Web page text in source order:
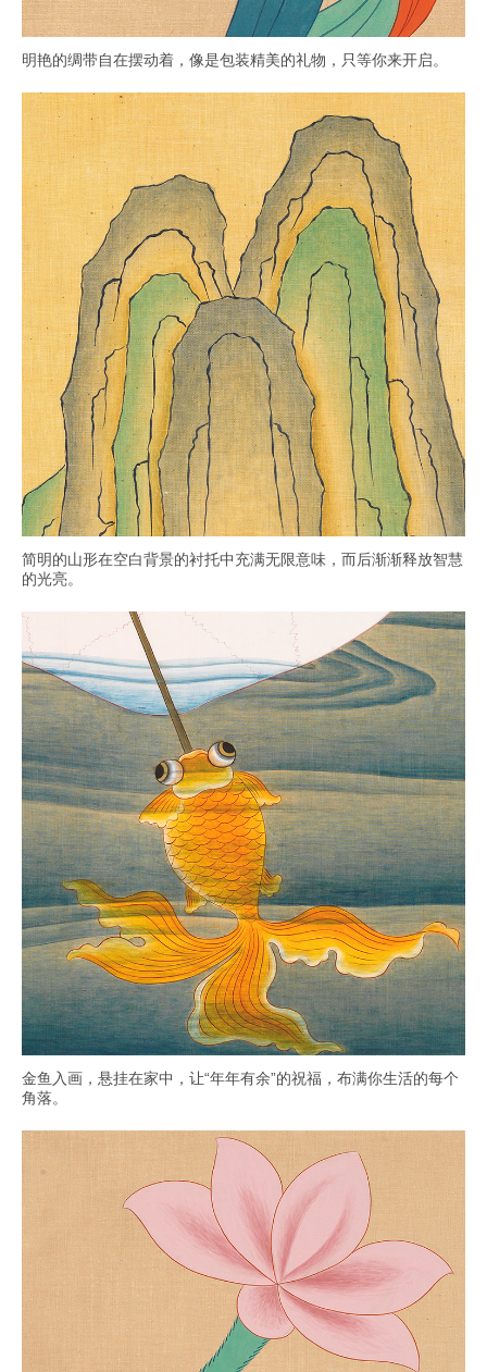
明艳的绸带自在摆动着，像是包装精美的礼物，只等你来开启。
简明的山形在空白背景的衬托中充满无限意味，而后渐渐释放智慧
的光亮。
金鱼入画，悬挂在家中，让“年年有余”的祝福，布满你生活的每个
角落。